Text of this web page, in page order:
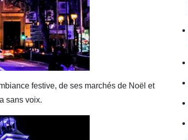
festive, de ses marchés de Noël et
sans voix.